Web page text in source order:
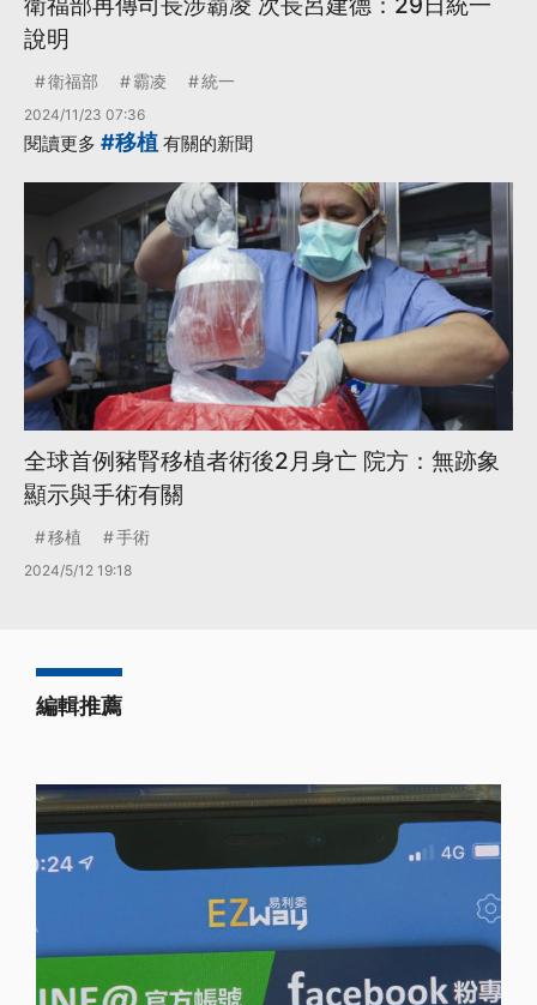
說明
衛福部 霸凌 統一
2024/11/23 07:36
閱讀更多 #移植 有關的新聞
全球首例豬腎移植者術後2月身亡 院方：無跡象
顯示與手術有關
移植 手術
2024/5/12 19:18
編輯推薦